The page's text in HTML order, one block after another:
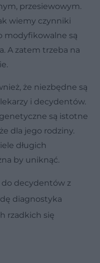
przesiewowym.
wiemy czynniki
modyfikowalne są
A zatem trzeba na
że niezbędne są
i decydentów.
są istotne
dla jego rodziny.
długich
by uniknąć.
decydentów z
diagnostyka
rzadkich się